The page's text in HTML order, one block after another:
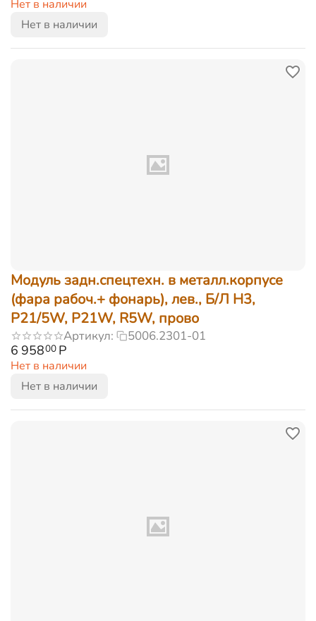
Нет в наличии
Нет в наличии
Модуль задн.спецтехн. в металл.корпусе
(фара рабоч.+ фонарь), лев., Б/Л Н3,
P21/5W, P21W, R5W, прово
Артикул: 5006.2301-01
6 95800 Р
Нет в наличии
Нет в наличии